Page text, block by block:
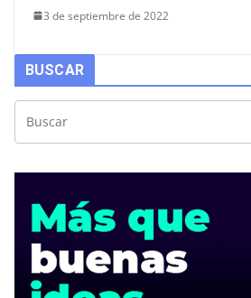
3 de septiembre de 2022
BUSCAR